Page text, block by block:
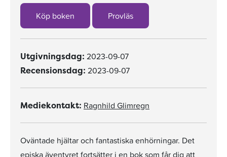
Köp boken Provläs
Utgivningsdag: 2023-09-07
Recensionsdag: 2023-09-07
Mediekontakt: Ragnhild Glimregn
Oväntade hjältar och fantastiska enhörningar. Det
episka äventyret fortsätter i en bok som får dig att